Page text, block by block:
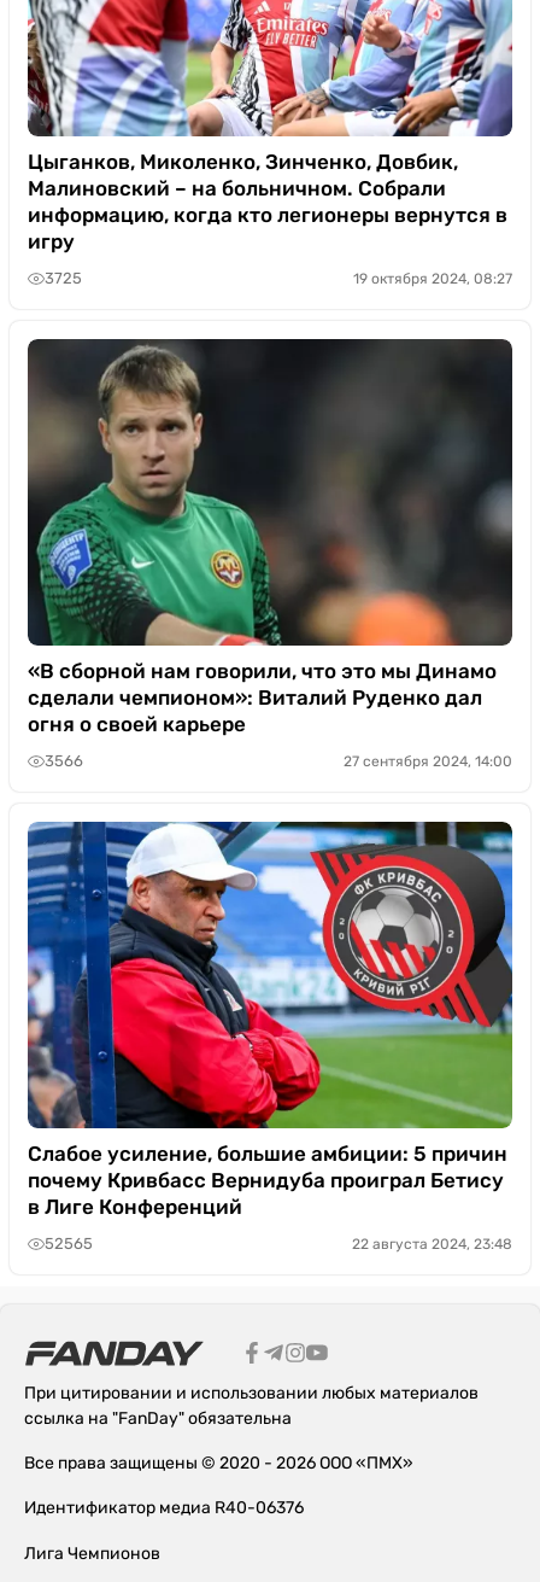
Цыганков, Миколенко, Зинченко, Довбик,
Малиновский – на больничном. Собрали
информацию, когда кто легионеры вернутся в
игру
3725 19 октября 2024, 08:27
«В сборной нам говорили, что это мы Динамо
сделали чемпионом»: Виталий Руденко дал
огня о своей карьере
3566 27 сентября 2024, 14:00
Слабое усиление, большие амбиции: 5 причин
почему Кривбасс Вернидуба проиграл Бетису
в Лиге Конференций
52565 22 августа 2024, 23:48
При цитировании и использовании любых материалов
ссылка на "FanDay" обязательна
Все права защищены © 2020 - 2026 ООО «ПМХ»
Идентификатор медиа R40-06376
Лига Чемпионов